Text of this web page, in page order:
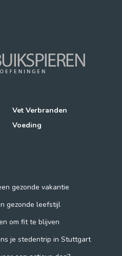
Vet Verbranden
Voeding
gezonde vakantie
gezonde leefstijl
om fit te blijven
je stedentrip in Stuttgart